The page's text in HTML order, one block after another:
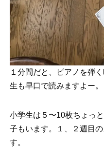
１分間だと、ピアノを弾
生も早口で読みますよー。
小学生は５〜10枚ちょっ
子もいます。１、２週目
す。